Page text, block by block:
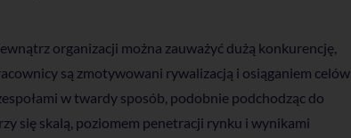
organizacji można zauważyć dużą konkurencję,
są zmotywowani rywalizacją i osiąganiem celów
w twardy sposób, podobnie podchodząc do
się skalą, poziomem penetracji rynku i wynikami